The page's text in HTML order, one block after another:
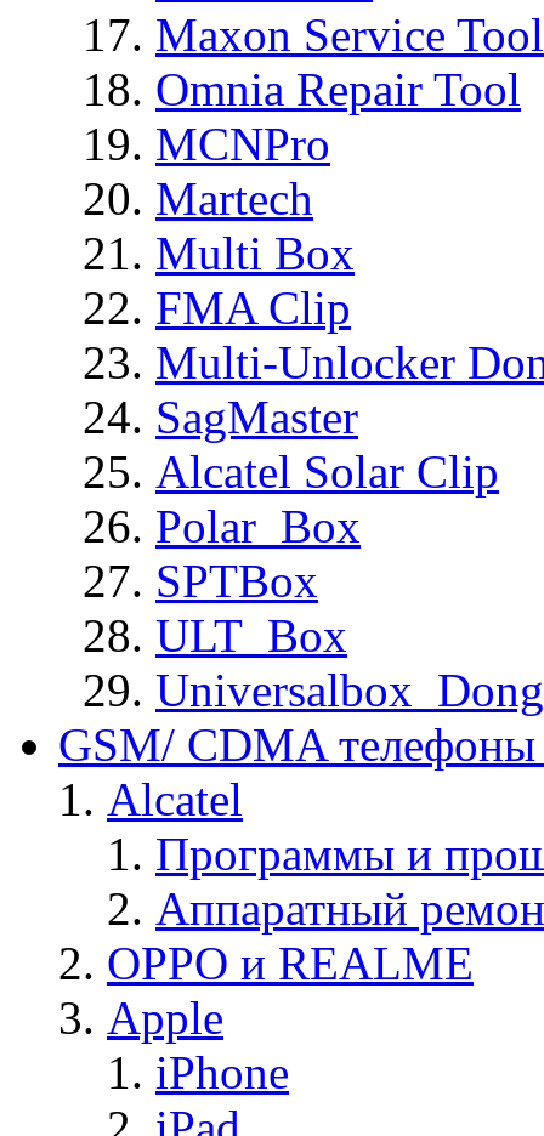
Maxon Service
Omnia Repair Tool
MCNPro
Martech
Multi Box
FMA Clip
Multi-Unlocker
SagMaster
Alcatel Solar Clip
Polar_Box
SPTBox
ULT_Box
GSM/ CDMA
Alcatel
Программы и
Аппаратный
OPPO и REALME
Apple
iPhone